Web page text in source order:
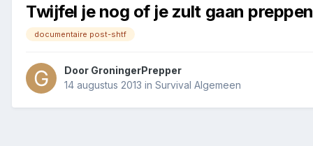
Twijfel je nog of je zult gaan
documentaire post-shtf
Door GroningerPrepper
14 augustus 2013 in Survival Algemeen